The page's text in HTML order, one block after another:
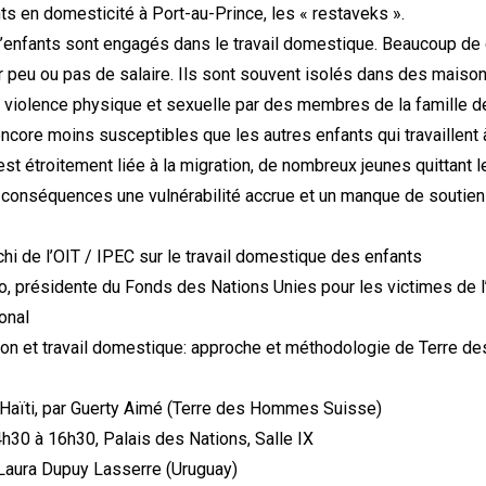
en domesticité à Port-au-Prince, les « restaveks ».
sont engagés dans le travail domestique. Beaucoup
peu ou pas de salaire. Ils sont souvent isolés dans des
physique et sexuelle par des membres de la famille
moins susceptibles que les autres enfants qui travaillent
étroitement liée à la migration, de nombreux jeunes quittant
une vulnérabilité accrue et un manque de
de l’OIT / IPEC sur le travail domestique des enfants
présidente du Fonds des Nations Unies pour les victimes de
et travail domestique: approche et méthodologie de Terre
par Guerty Aimé (Terre des Hommes Suisse)
à 16h30, Palais des Nations, Salle IX
Dupuy Lasserre (Uruguay)